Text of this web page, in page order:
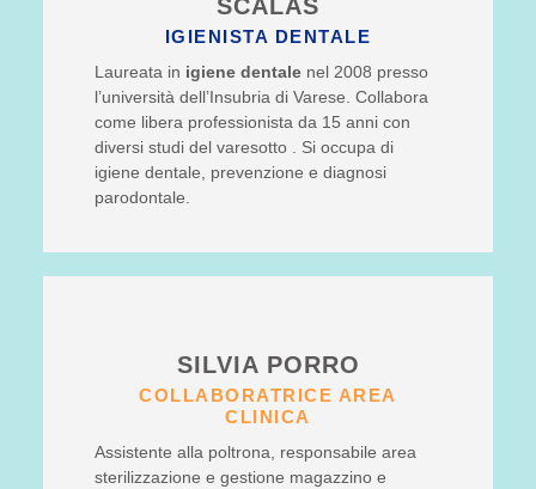
SCALAS
IGIENISTA DENTALE
Laureata in igiene dentale nel 2008 presso
l’università dell’Insubria di Varese. Collabora
come libera professionista da 15 anni con
diversi studi del varesotto . Si occupa di
igiene dentale, prevenzione e diagnosi
parodontale.
SILVIA PORRO
COLLABORATRICE AREA
CLINICA
Assistente alla poltrona, responsabile area
sterilizzazione e gestione magazzino e